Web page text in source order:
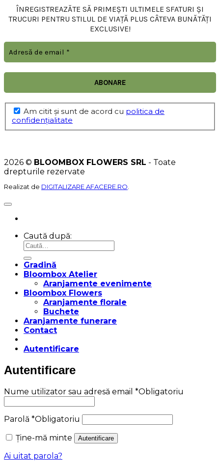
ÎNREGISTREAZĂTE SĂ PRIMEȘTI ULTIMELE SFATURI ȘI
TRUCURI PENTRU STILUL DE VIAȚĂ PLUS CÂTEVA BUNĂTĂȚI
EXCLUSIVE!
Am citit şi sunt de acord cu politica de
confidențialitate
2026 © BLOOMBOX FLOWERS SRL - Toate
drepturile rezervate
Realizat de DIGITALIZARE AFACERE.RO.
Caută după:
Gradină
Bloombox Atelier
Aranjamente evenimente
Bloombox Flowers
Aranjamente florale
Buchete
Aranjamente funerare
Contact
Autentificare
Autentificare
Nume utilizator sau adresă email *Obligatoriu
Parolă *Obligatoriu
Ține-mă minte
Autentificare
Ai uitat parola?